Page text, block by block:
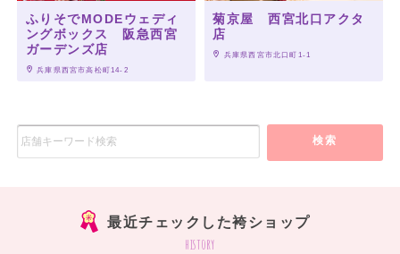
ふりそでMODEウェディ
ングボックス 阪急西宮
ガーデンズ店
兵庫県西宮市高松町14-2
菊京屋 西宮北口アクタ
店
兵庫県西宮市北口町1-1
検索
最近チェックした袴ショップ
history